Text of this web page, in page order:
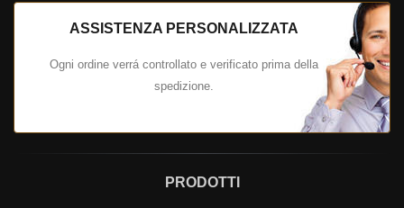
ASSISTENZA PERSONALIZZATA
Ogni ordine verrá controllato e verificato prima della
spedizione.
PRODOTTI